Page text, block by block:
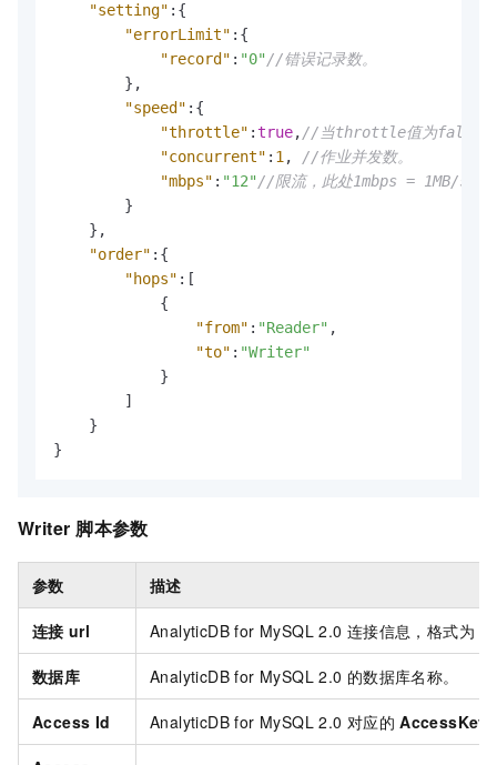
"setting" : {
"errorLimit" : {
"record" : "0"//错误记录数。
} ,
"speed" : {
"throttle" :true,//当throttle值为false时
"concurrent" : 1,
//作业并发数。
"mbps" : "12"//限流，此处1mbps = 1MB/s。
}
} ,
"order" : {
"hops" : [
{
"from" : "Reader" ,
"to" : "Writer"
}
]
}
}
Writer 脚本参数
参数 描述
连接 url AnalyticDB for MySQL 2.0 连接信息，格式为
数据库 AnalyticDB for MySQL 2.0 的数据库名称。
Access Id AnalyticDB for MySQL 2.0 对应的 AccessKey